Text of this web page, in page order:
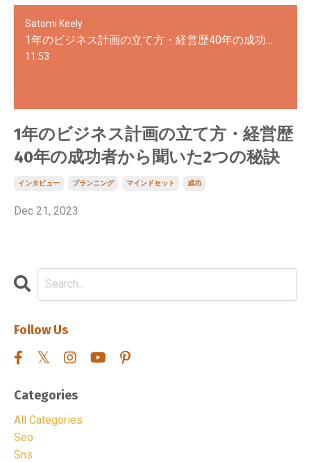
Satomi Keely
11:53
1年のビジネス計画の立て方・経営歴
40年の成功者から聞いた2つの秘訣
インタビュー プランニング マインドセット 成功
Dec 21, 2023
Follow Us
Categories
All Categories
Seo
Sns